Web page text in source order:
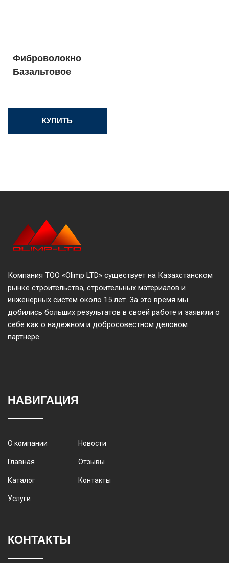
Фиброволокно
Базальтовое
КУПИТЬ
Компания ТОО «Olimp LTD» существует на Казахстанском
рынке строительства, строительных материалов и
инженерных систем около 15 лет. За это время мы
добились больших результатов в своей работе и заявили о
себе как о надежном и добросовестном деловом
партнере.
НАВИГАЦИЯ
О компании
Главная
Каталог
Услуги
Новости
Отзывы
Контакты
КОНТАКТЫ